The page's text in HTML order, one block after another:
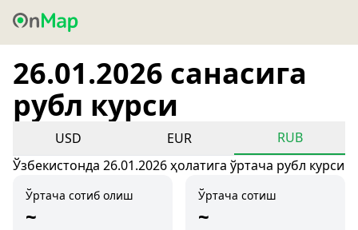
26.01.2026 санасига
рубл курси
USD EUR
RUB
Ўзбекистонда 26.01.2026 ҳолатига ўртача рубл курси
Ўртача сотиб олиш
~
Ўртача сотиш
~